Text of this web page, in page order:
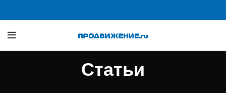
Статьи